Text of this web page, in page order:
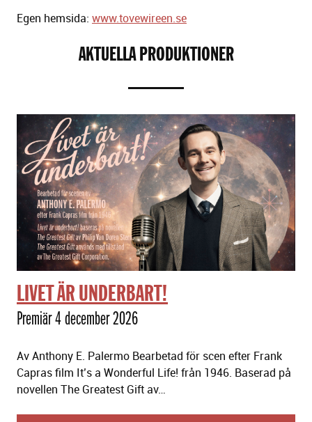
Egen hemsida: www.tovewireen.se
AKTUELLA PRODUKTIONER
LIVET ÄR UNDERBART!
Premiär 4 december 2026
Av Anthony E. Palermo Bearbetad för scen efter Frank
Capras film It’s a Wonderful Life! från 1946. Baserad på
novellen The Greatest Gift av…